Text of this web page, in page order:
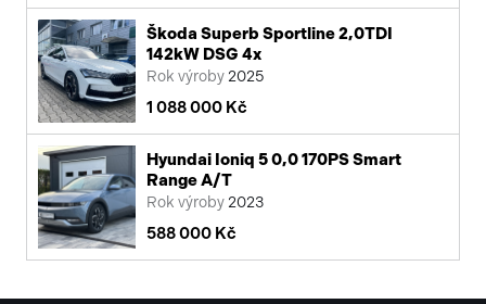
Škoda Superb Sportline 2,0TDI
142kW DSG 4x
Rok výroby 2025
1 088 000 Kč
Hyundai Ioniq 5 0,0 170PS Smart
Range A/T
Rok výroby 2023
588 000 Kč